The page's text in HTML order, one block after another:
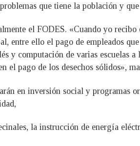
que tiene la población y
el FODES. «Cuando yo
entre ello el pago de empleados
y computación de varias escuelas
el pago de los desechos sólidos»,
en inversión social y programas
la instrucción de energía